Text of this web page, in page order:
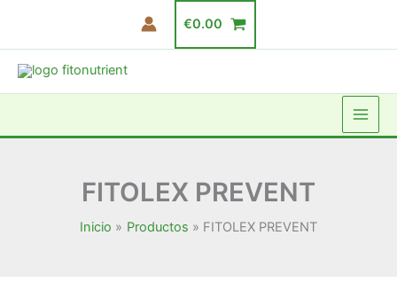
contenido
€0.00
FITOLEX PREVENT
Inicio Productos FITOLEX PREVENT